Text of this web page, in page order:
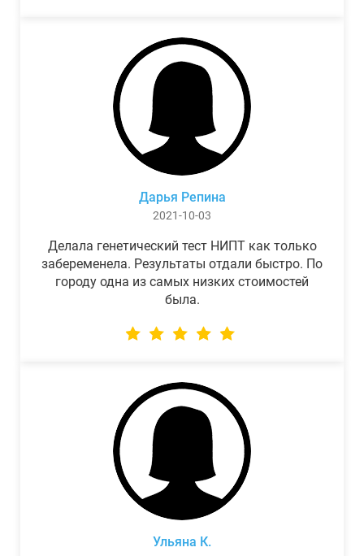
Дарья Репина
2021-10-03
Делала генетический тест НИПТ как только
забеременела. Результаты отдали быстро. По
городу одна из самых низких стоимостей
была.
Ульяна К.